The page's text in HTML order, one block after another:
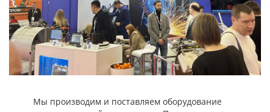
Мы производим и поставляем оборудование